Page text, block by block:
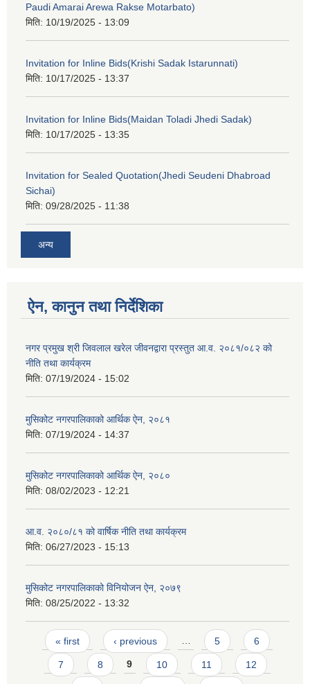
Paudi Amarai Arewa Rakse Motarbato)
मिति: 10/19/2025 - 13:09
Invitation for Inline Bids(Krishi Sadak Istarunnati)
मिति: 10/17/2025 - 13:37
Invitation for Inline Bids(Maidan Toladi Jhedi Sadak)
मिति: 10/17/2025 - 13:35
Invitation for Sealed Quotation(Jhedi Seudeni Dhabroad
Sichai)
मिति: 09/28/2025 - 11:38
अन्य
ऐन, कानुन तथा निर्देशिका
नगर प्रमुख श्री जिवलाल खरेल जीवनद्वारा प्रस्तुत आ.व. २०८१/०८२ को
नीति तथा कार्यक्रम
मिति: 07/19/2024 - 15:02
मुसिकोट नगरपालिकाको आर्थिक ऐन, २०८१
मिति: 07/19/2024 - 14:37
मुसिकोट नगरपालिकाको आर्थिक ऐन, २०८०
मिति: 08/02/2023 - 12:21
आ.व. २०८०/८१ को वार्षिक नीति तथा कार्यक्रम
मिति: 06/27/2023 - 15:13
मुसिकोट नगरपालिकाको विनियोजन ऐन, २०७९
मिति: 08/25/2022 - 13:32
Pages
« first ‹ previous … 5 6
7 8 9 10 11 12